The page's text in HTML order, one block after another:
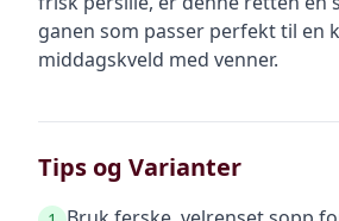
ganen som passer perfekt til en
middagskveld med venner.
Tips og Varianter